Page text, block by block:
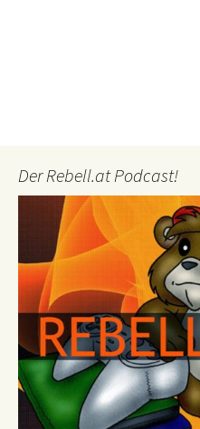
Der Rebell.at Podcast!